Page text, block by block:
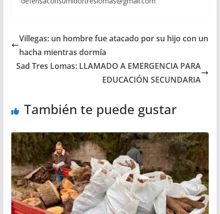
Villegas: un hombre fue atacado por su hijo con un
hacha mientras dormía
Sad Tres Lomas: LLAMADO A EMERGENCIA PARA
EDUCACIÓN SECUNDARIA
También te puede gustar